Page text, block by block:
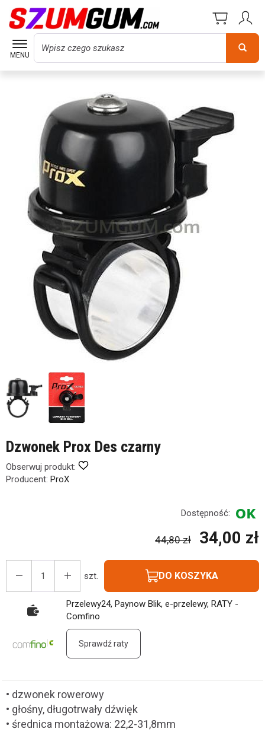
MENU
Wyszukaj
Dzwonek Prox Des czarny
Obserwuj produkt:
Producent: ProX
Dostępność:
44,80 zł 34,00 zł
szt. DO KOSZYKA
Przelewy24, Paynow Blik, e-przelewy, RATY -
Comfino
Sprawdź raty
• dzwonek rowerowy
• głośny, długotrwały dźwięk
• średnica montażowa: 22,2-31,8mm